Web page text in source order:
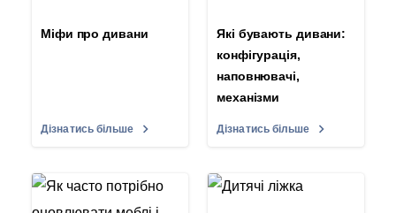
Міфи про дивани
Дізнатись більше
Які бувають дивани:
конфігурація,
наповнювачі,
механізми
Дізнатись більше